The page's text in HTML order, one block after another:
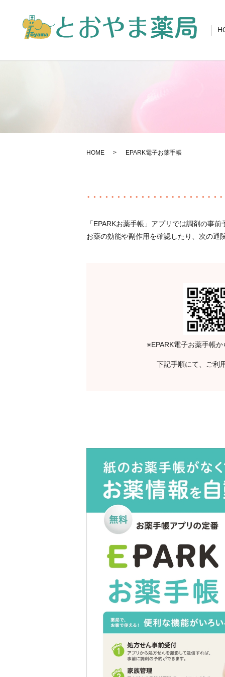
HOME EPARK電子お薬手帳
「EPARKお薬手帳」アプリでは調剤の事
お薬の効能や副作用を確認したり、次の通
※EPARK電子お薬手帳
下記手順にて、ご利